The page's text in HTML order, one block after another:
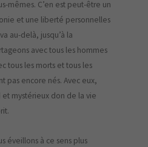
mêmes. C’en est peut-être un
et une liberté personnelles
au-delà, jusqu’à la
avec tous les hommes
tous les morts et tous les
pas encore nés. Avec eux,
mystérieux don de la vie
éveillons à ce sens plus